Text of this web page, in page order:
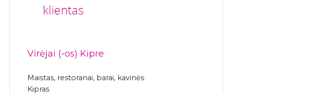
Virėjai (-os) Kipre
Maistas, restoranai, barai, kavinės
Kipras